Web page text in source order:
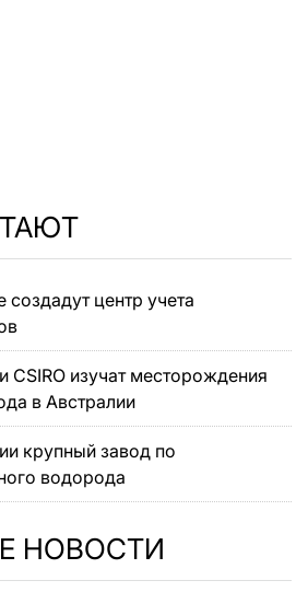
центр учета
CSIRO изучат месторождения
в Австралии
крупный завод по
водорода
НОВОСТИ